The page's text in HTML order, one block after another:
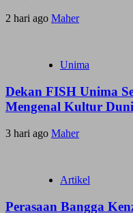
2 hari ago Maher
Unima
Dekan FISH Unima
Mengenal Kultur
3 hari ago Maher
Artikel
Perasaan Bangga